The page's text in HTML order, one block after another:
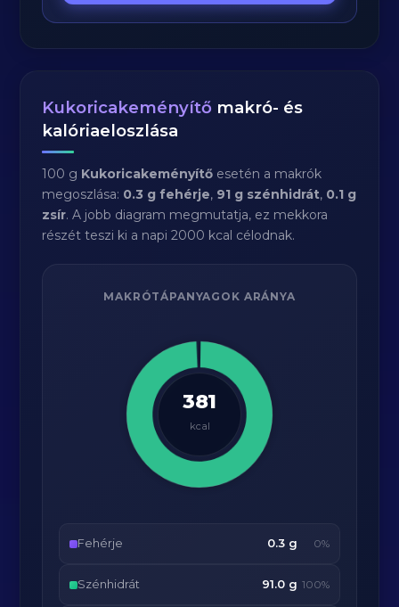
Kukoricakeményítő makró- és
kalóriaeloszlása
100 g Kukoricakeményítő esetén a makrók
megoszlása: 0.3 g fehérje, 91 g szénhidrát, 0.1 g
zsír. A jobb diagram megmutatja, ez mekkora
részét teszi ki a napi 2000 kcal célodnak.
MAKRÓTÁPANYAGOK ARÁNYA
381
kcal
Fehérje 0.3 g 0%
Szénhidrát 91.0 g 100%